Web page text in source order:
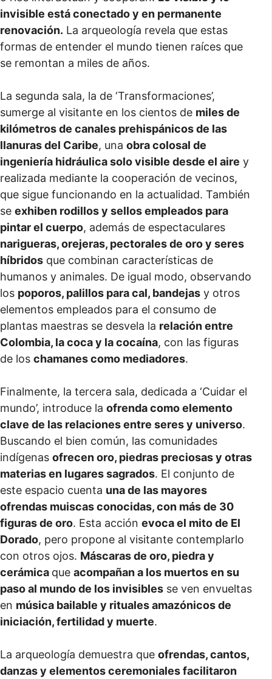
invisible está conectado y en permanente
renovación. La arqueología revela que estas
formas de entender el mundo tienen raíces que
se remontan a miles de años.
La segunda sala, la de ‘Transformaciones’,
sumerge al visitante en los cientos de miles de
kilómetros de canales prehispánicos de las
llanuras del Caribe, una obra colosal de
ingeniería hidráulica solo visible desde el aire y
realizada mediante la cooperación de vecinos,
que sigue funcionando en la actualidad. También
se exhiben rodillos y sellos empleados para
pintar el cuerpo, además de espectaculares
narigueras, orejeras, pectorales de oro y seres
híbridos que combinan características de
humanos y animales. De igual modo, observando
los poporos, palillos para cal, bandejas y otros
elementos empleados para el consumo de
plantas maestras se desvela la relación entre
Colombia, la coca y la cocaína, con las figuras
de los chamanes como mediadores.
Finalmente, la tercera sala, dedicada a ‘Cuidar el
mundo’, introduce la ofrenda como elemento
clave de las relaciones entre seres y universo.
Buscando el bien común, las comunidades
indígenas ofrecen oro, piedras preciosas y otras
materias en lugares sagrados. El conjunto de
este espacio cuenta una de las mayores
ofrendas muiscas conocidas, con más de 30
figuras de oro. Esta acción evoca el mito de El
Dorado, pero propone al visitante contemplarlo
con otros ojos. Máscaras de oro, piedra y
cerámica que acompañan a los muertos en su
paso al mundo de los invisibles se ven envueltas
en música bailable y rituales amazónicos de
iniciación, fertilidad y muerte.
La arqueología demuestra que ofrendas, cantos,
danzas y elementos ceremoniales facilitaron